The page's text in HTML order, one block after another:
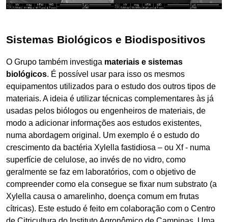
Sistemas Biológicos e Biodispositivos
O Grupo também investiga materiais e sistemas
biológicos. É possível usar para isso os mesmos
equipamentos utilizados para o estudo dos outros tipos de
materiais. A ideia é utilizar técnicas complementares às já
usadas pelos biólogos ou engenheiros de materiais, de
modo a adicionar informações aos estudos existentes,
numa abordagem original. Um exemplo é o estudo do
crescimento da bactéria Xylella fastidiosa – ou Xf - numa
superfície de celulose, ao invés de no vidro, como
geralmente se faz em laboratórios, com o objetivo de
compreender como ela consegue se fixar num substrato (a
Xylella causa o amarelinho, doença comum em frutas
cítricas). Este estudo é feito em colaboração com o Centro